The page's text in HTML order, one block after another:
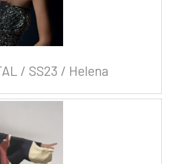
/ SS23 / Helena